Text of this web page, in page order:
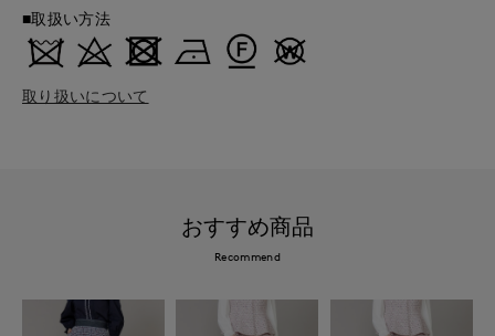
■取扱い方法
取り扱いについて
おすすめ商品
Recommend